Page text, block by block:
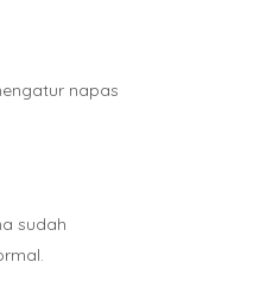
napas
sudah